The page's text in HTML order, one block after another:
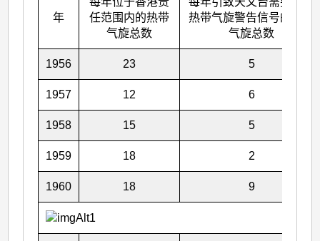
年
任范围内的热带
气旋总数
热带气旋警告信号的热带
气旋总数
1956 23 5
1957 12 6
1958 15 5
1959 18 2
1960 18 9